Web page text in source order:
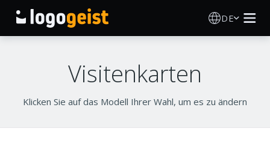
DE
KI Logo GeneratorVisitenkarten
Klicken Sie auf das Modell Ihrer Wahl, um es zu ändern